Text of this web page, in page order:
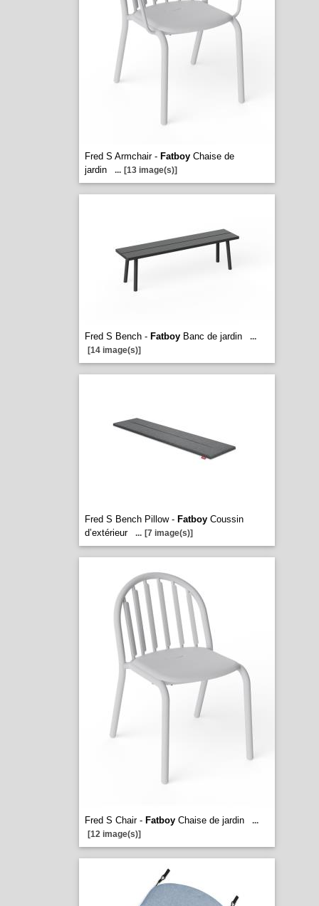
Fred S Armchair - FatboyChaise de
jardin
... [13 image(s)]
Fred S Bench - FatboyBanc de jardin
...
[14 image(s)]
Fred S Bench Pillow - FatboyCoussin
d’extérieur
... [7 image(s)]
Fred S Chair - FatboyChaise de jardin
...
[12 image(s)]